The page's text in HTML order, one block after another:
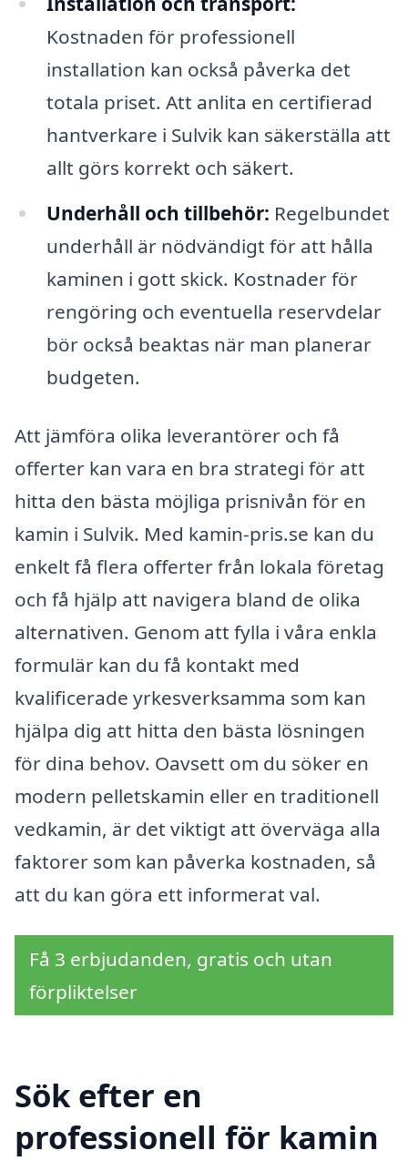
Kostnaden för professionell
installation kan också påverka det
totala priset. Att anlita en certifierad
hantverkare i Sulvik kan säkerställa att
allt görs korrekt och säkert.
Underhåll och tillbehör: Regelbundet
underhåll är nödvändigt för att hålla
kaminen i gott skick. Kostnader för
rengöring och eventuella reservdelar
bör också beaktas när man planerar
budgeten.
Att jämföra olika leverantörer och få
offerter kan vara en bra strategi för att
hitta den bästa möjliga prisnivån för en
kamin i Sulvik. Med kamin-pris.se kan du
enkelt få flera offerter från lokala företag
och få hjälp att navigera bland de olika
alternativen. Genom att fylla i våra enkla
formulär kan du få kontakt med
kvalificerade yrkesverksamma som kan
hjälpa dig att hitta den bästa lösningen
för dina behov. Oavsett om du söker en
modern pelletskamin eller en traditionell
vedkamin, är det viktigt att överväga alla
faktorer som kan påverka kostnaden, så
att du kan göra ett informerat val.
Få 3 erbjudanden, gratis och utan
förpliktelser
Sök efter en
professionell för kamin